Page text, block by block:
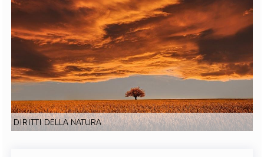
TEAM
FILODIRITTO REDAZIONE COMITATO SCIENTIFICO AUTORI CURATORI
FOTOGRAFI PARTNER COLLABORA CON NOI
EXTRA
PROCEEDINGS
SOCIAL MEDIA
DIRITTI DELLA NATURA